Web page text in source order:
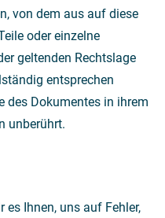
von dem aus auf diese
oder einzelne
geltenden Rechtslage
entsprechen
des Dokumentes in ihrem
unberührt.
es Ihnen, uns auf Fehler,